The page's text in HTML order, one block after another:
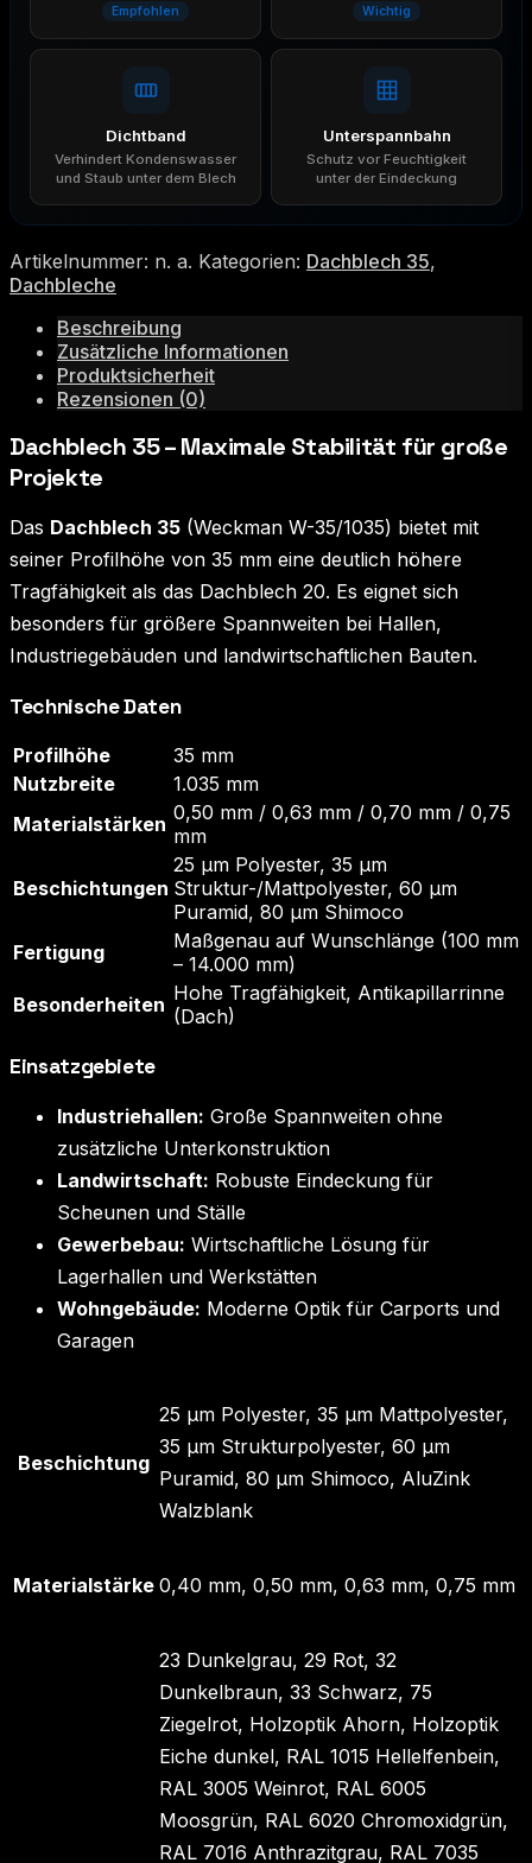
Empfohlen Wichtig
Dichtband
Verhindert Kondenswasser
und Staub unter dem Blech
Unterspannbahn
Schutz vor Feuchtigkeit
unter der Eindeckung
Artikelnummer: n. a. Kategorien: Dachblech 35,
Dachbleche
Beschreibung
Zusätzliche Informationen
Produktsicherheit
Rezensionen (0)
Dachblech 35 – Maximale Stabilität für große
Projekte
Das Dachblech 35 (Weckman W-35/1035) bietet mit
seiner Profilhöhe von 35 mm eine deutlich höhere
Tragfähigkeit als das Dachblech 20. Es eignet sich
besonders für größere Spannweiten bei Hallen,
Industriegebäuden und landwirtschaftlichen Bauten.
Technische Daten
Profilhöhe
35 mm
Nutzbreite
1.035 mm
Materialstärken 0,50 mm / 0,63 mm / 0,70 mm / 0,75
mm
Beschichtungen
25 µm Polyester, 35 µm
Struktur-/Mattpolyester, 60 µm
Puramid, 80 µm Shimoco
Fertigung
Maßgenau auf Wunschlänge (100 mm
– 14.000 mm)
Besonderheiten Hohe Tragfähigkeit, Antikapillarrinne
(Dach)
Einsatzgebiete
Industriehallen: Große Spannweiten ohne
zusätzliche Unterkonstruktion
Landwirtschaft: Robuste Eindeckung für
Scheunen und Ställe
Gewerbebau: Wirtschaftliche Lösung für
Lagerhallen und Werkstätten
Wohngebäude: Moderne Optik für Carports und
Garagen
Beschichtung
25 µm Polyester, 35 µm Mattpolyester,
35 µm Strukturpolyester, 60 µm
Puramid, 80 µm Shimoco, AluZink
Walzblank
Materialstärke 0,40 mm, 0,50 mm, 0,63 mm, 0,75 mm
23 Dunkelgrau, 29 Rot, 32
Dunkelbraun, 33 Schwarz, 75
Ziegelrot, Holzoptik Ahorn, Holzoptik
Eiche dunkel, RAL 1015 Hellelfenbein,
RAL 3005 Weinrot, RAL 6005
Moosgrün, RAL 6020 Chromoxidgrün,
RAL 7016 Anthrazitgrau, RAL 7035